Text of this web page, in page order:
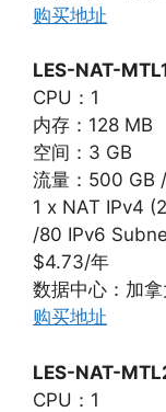
购买地址
LES-NAT-
CPU：1
内存：128 MB
空间：3 GB
流量：500 GB
1 x NAT IPv4
/80 IPv6
$4.73/年
数据中心：加拿
购买地址
LES-NAT-
CPU：1